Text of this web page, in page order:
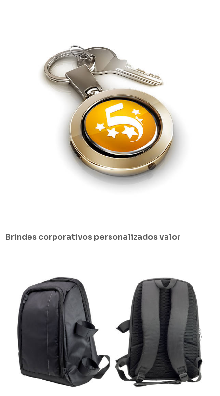
Brindes corporativos personalizados valor